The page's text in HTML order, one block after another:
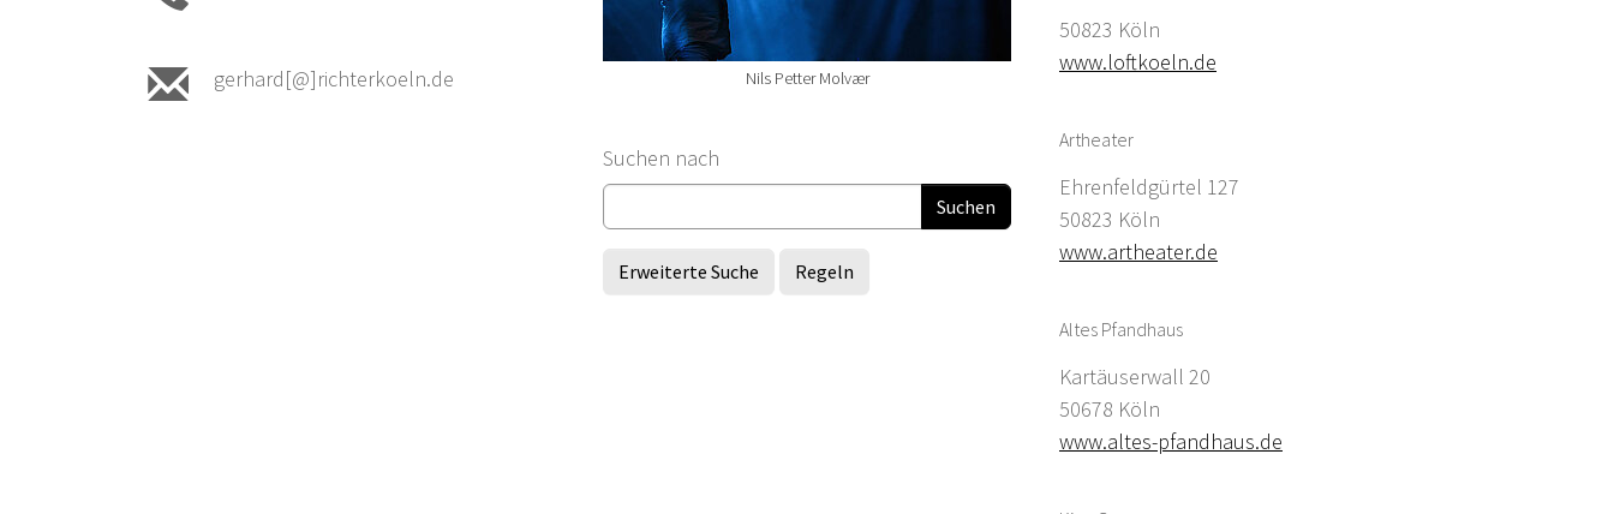
gerhard[@]richterkoeln.de Nils Petter Molvær
Suchformular
Suchen nach
Erweiterte Suche Regeln
50823 Köln
www.loftkoeln.de
Artheater
Ehrenfeldgürtel 127
50823 Köln
www.artheater.de
Altes Pfandhaus
Kartäuserwall 20
50678 Köln
www.altes-pfandhaus.de